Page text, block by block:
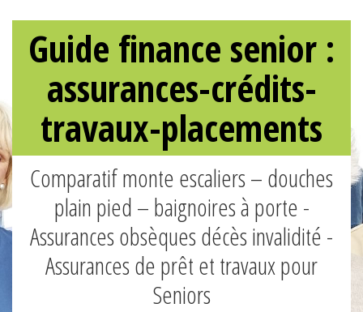
Guide finance senior :
assurances-crédits-
travaux-placements
Comparatif monte escaliers – douches
plain pied – baignoires à porte -
Assurances obsèques décès invalidité -
Assurances de prêt et travaux pour
Seniors